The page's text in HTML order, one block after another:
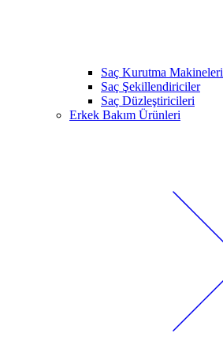
Saç Kurutma Makineleri
Saç Şekillendiriciler
Saç Düzleştiricileri
Erkek Bakım Ürünleri